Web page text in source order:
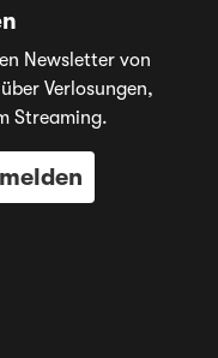
Newsletter von
Verlosungen,
Streaming.